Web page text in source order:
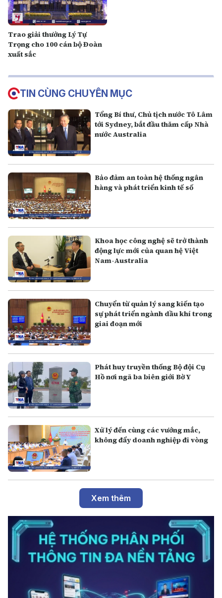
Trao giải thưởng Lý Tự
Trọng cho 100 cán bộ Đoàn
xuất sắc
TIN CÙNG CHUYÊN MỤC
Tổng Bí thư, Chủ tịch nước Tô Lâm
tới Sydney, bắt đầu thăm cấp Nhà
nước Australia
Bảo đảm an toàn hệ thống ngân
hàng và phát triển kinh tế số
Khoa học công nghệ sẽ trở thành
động lực mới của quan hệ Việt
Nam-Australia
Chuyển từ quản lý sang kiến tạo
sự phát triển ngành dầu khí trong
giai đoạn mới
Phát huy truyền thống Bộ đội Cụ
Hồ nơi ngã ba biên giới Bờ Y
Xử lý đến cùng các vướng mắc,
không đẩy doanh nghiệp đi vòng
Xem thêm